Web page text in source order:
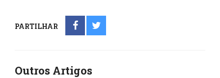
PARTILHAR
Outros Artigos